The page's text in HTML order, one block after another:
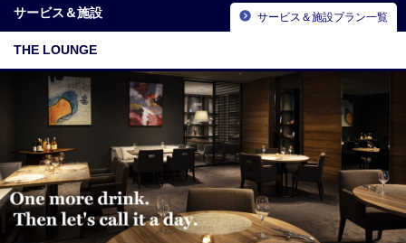
サービス＆施設 サービス＆施設プラン一覧
THE LOUNGE